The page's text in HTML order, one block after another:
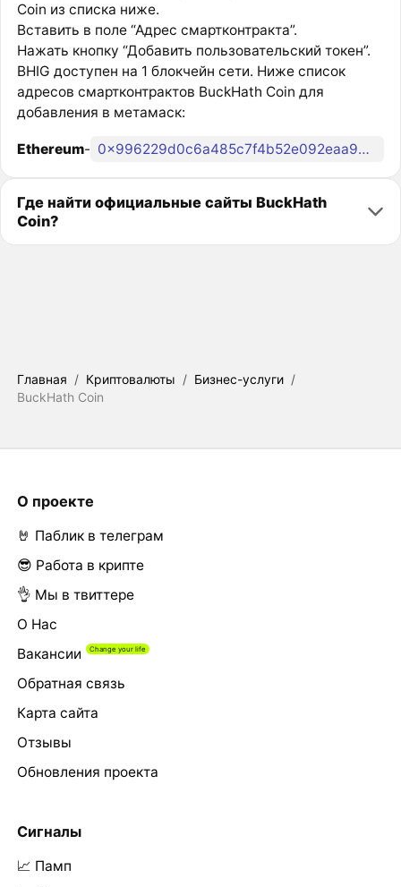
Coin из списка ниже.
Вставить в поле “Адрес смартконтракта”.
Нажать кнопку “Добавить пользовательский токен”.
BHIG доступен на 1 блокчейн сети. Ниже список
адресов смартконтрактов BuckHath Coin для
добавления в метамаск:
Ethereum- 0x996229d0c6a485c7f4b52e092eaa907cb2def5c6
Где найти официальные сайты BuckHath
Coin?
Главная / Криптовалюты / Бизнес-услуги /
BuckHath Coin
О проекте
🤘 Паблик в телеграм
😎 Работа в крипте
👌 Мы в твиттере
О Нас
Вакансии
Обратная связь
Карта сайта
Отзывы
Обновления проекта
Сигналы
📈 Памп